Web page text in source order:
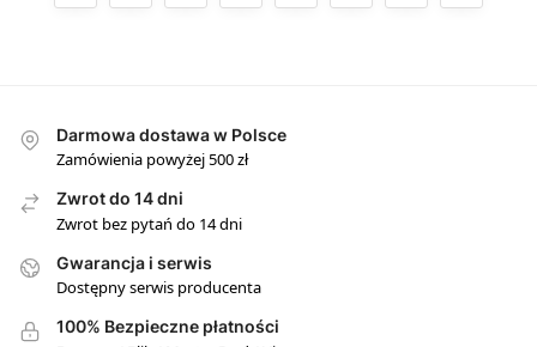
Darmowa dostawa w Polsce
Zamówienia powyżej 500 zł
Zwrot do 14 dni
Zwrot bez pytań do 14 dni
Gwarancja i serwis
Dostępny serwis producenta
100% Bezpieczne płatności